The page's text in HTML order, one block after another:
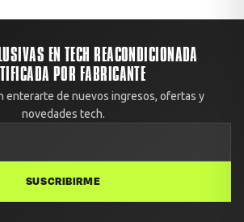
EN TECH REACONDICIONADA
POR FABRICANTE
enterarte de nuevos ingresos, ofertas y
novedades tech.
SUSCRIBIRME